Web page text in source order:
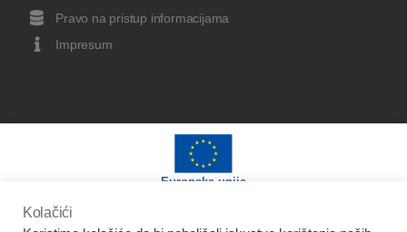
Pravo na pristup informacijama
Impresum
Europska unija
Kolačići